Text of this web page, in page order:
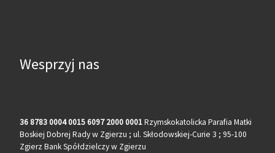
Wesprzyj nas
36 8783 0004 0015 6097 2000 0001Rzymskokatolicka Parafia Matki
Boskiej Dobrej Rady w Zgierzu ; ul. Skłodowskiej-Curie 3 ; 95-100
Zgierz Bank Spółdzielczy w Zgierzu